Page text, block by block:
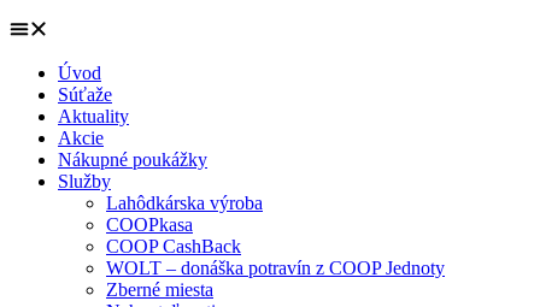
Úvod
Súťaže
Aktuality
Akcie
Nákupné poukážky
Služby
Lahôdkárska výroba
COOPkasa
COOP CashBack
WOLT – donáška potravín z COOP Jednoty
Zberné miesta